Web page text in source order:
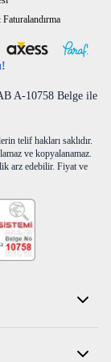
A-10758 Belge ile
telif hakları saklıdır.
ve kopyalanamaz.
arz edebilir. Fiyat ve